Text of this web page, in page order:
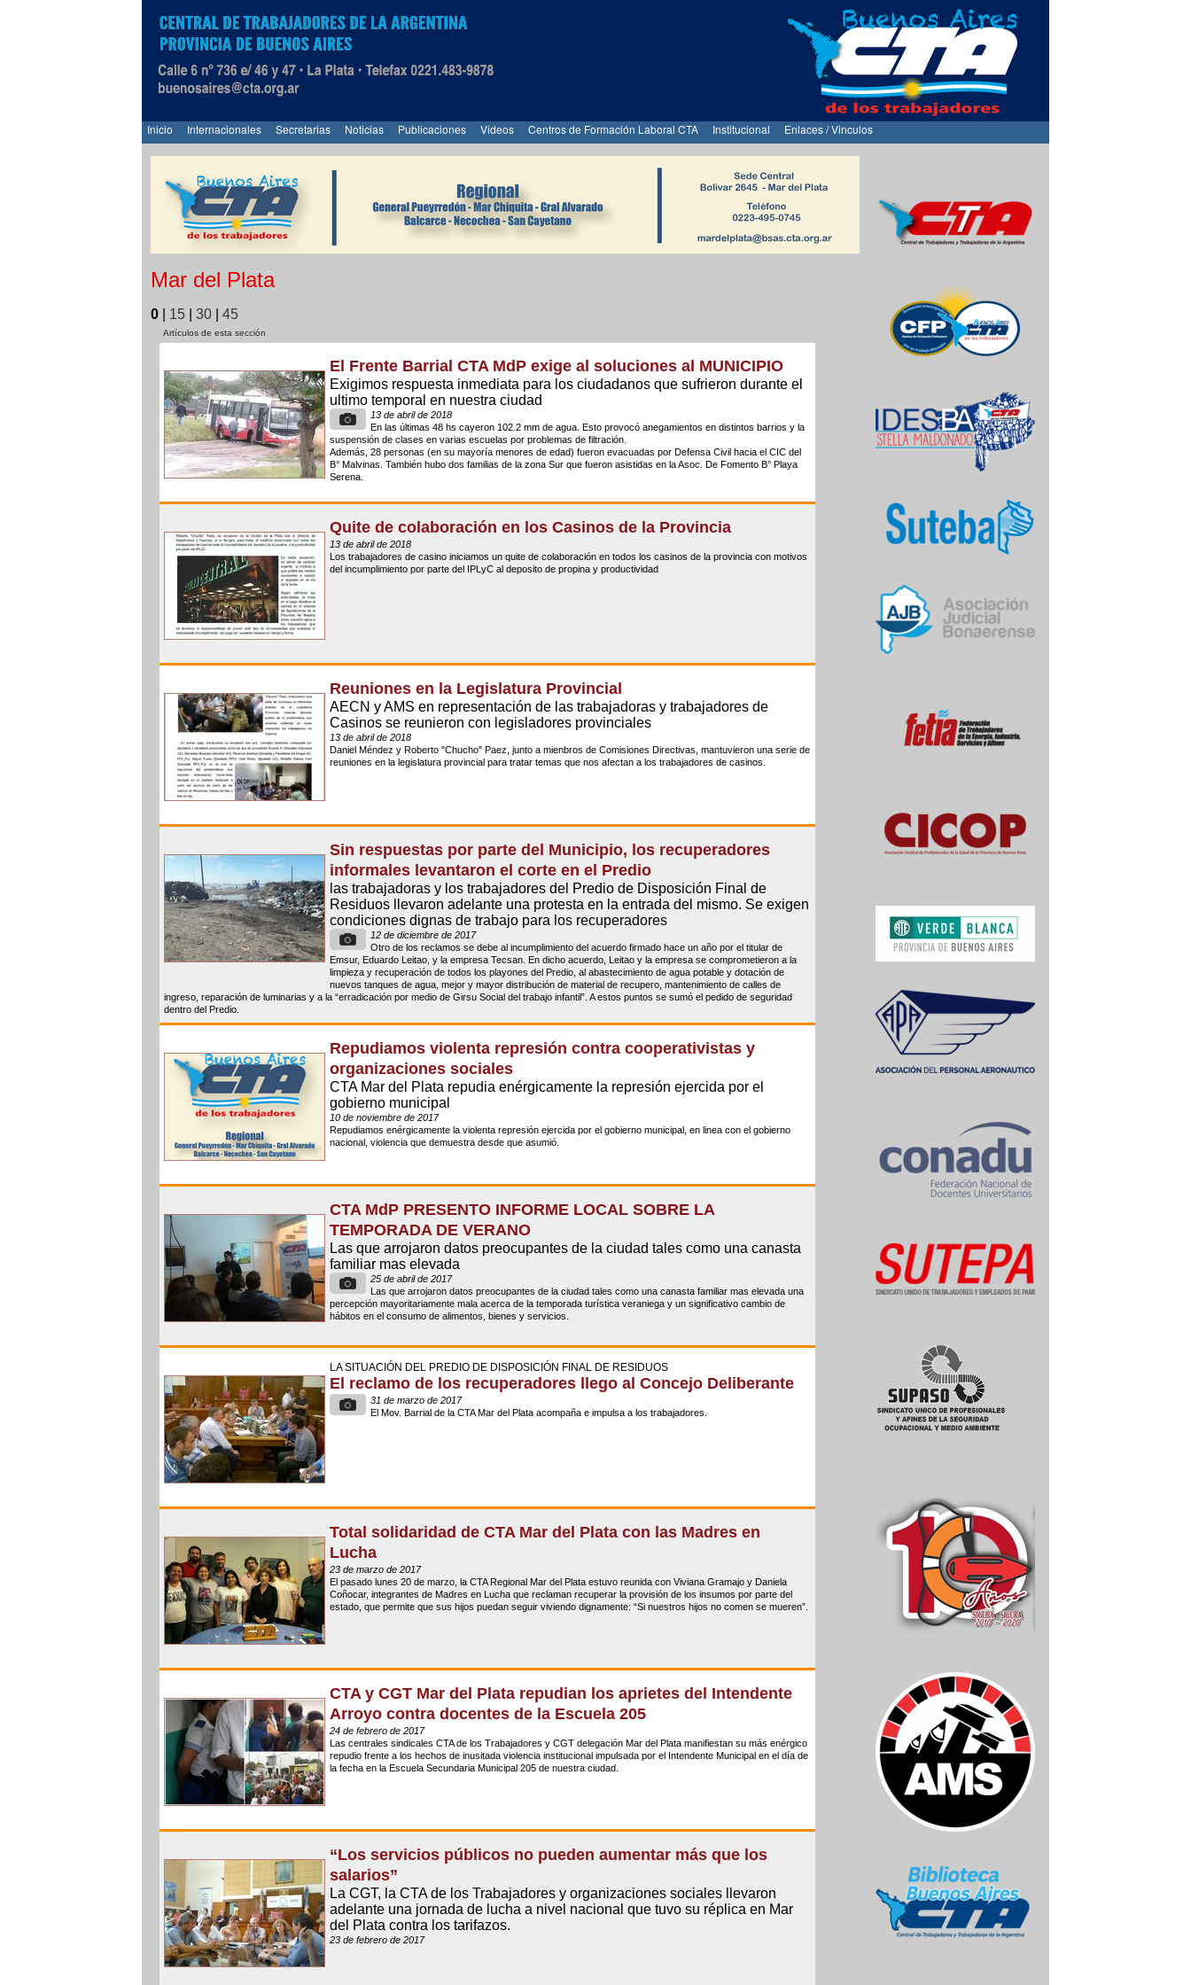
Inicio Internacionales Secretarias Noticias Publicaciones Videos Centros de Formación Laboral CTA Institucional Enlaces / Vinculos
Mar del Plata
0 15 30 45
Artículos de esta sección
El Frente Barrial CTA MdP exige al soluciones al MUNICIPIO
Exigimos respuesta inmediata para los ciudadanos que sufrieron durante el
ultimo temporal en nuestra ciudad
13 de abril de 2018
En las últimas 48 hs cayeron 102.2 mm de agua. Esto provocó anegamientos en distintos barrios y la
suspensión de clases en varias escuelas por problemas de filtración.
Además, 28 personas (en su mayoría menores de edad) fueron evacuadas por Defensa Civil hacia el CIC del
B° Malvinas. También hubo dos familias de la zona Sur que fueron asistidas en la Asoc. De Fomento B° Playa
Serena.
Quite de colaboración en los Casinos de la Provincia
13 de abril de 2018
Los trabajadores de casino iniciamos un quite de colaboración en todos los casinos de la provincia con motivos
del incumplimiento por parte del IPLyC al deposito de propina y productividad
Reuniones en la Legislatura Provincial
AECN y AMS en representación de las trabajadoras y trabajadores de
Casinos se reunieron con legisladores provinciales
13 de abril de 2018
Daniel Méndez y Roberto "Chucho" Paez, junto a mienbros de Comisiones Directivas, mantuvieron una serie de
reuniones en la legislatura provincial para tratar temas que nos afectan a los trabajadores de casinos.
Sin respuestas por parte del Municipio, los recuperadores
informales levantaron el corte en el Predio
las trabajadoras y los trabajadores del Predio de Disposición Final de
Residuos llevaron adelante una protesta en la entrada del mismo. Se exigen
condiciones dignas de trabajo para los recuperadores
12 de diciembre de 2017
Otro de los reclamos se debe al incumplimiento del acuerdo firmado hace un año por el titular de
Emsur, Eduardo Leitao, y la empresa Tecsan. En dicho acuerdo, Leitao y la empresa se comprometieron a la
limpieza y recuperación de todos los playones del Predio, al abastecimiento de agua potable y dotación de
nuevos tanques de agua, mejor y mayor distribución de material de recupero, mantenimiento de calles de
ingreso, reparación de luminarias y a la “erradicación por medio de Girsu Social del trabajo infantil”. A estos puntos se sumó el pedido de seguridad
dentro del Predio.
Repudiamos violenta represión contra cooperativistas y
organizaciones sociales
CTA Mar del Plata repudia enérgicamente la represión ejercida por el
gobierno municipal
10 de noviembre de 2017
Repudiamos enérgicamente la violenta represión ejercida por el gobierno municipal, en linea con el gobierno
nacional, violencia que demuestra desde que asumió.
CTA MdP PRESENTO INFORME LOCAL SOBRE LA
TEMPORADA DE VERANO
Las que arrojaron datos preocupantes de la ciudad tales como una canasta
familiar mas elevada
25 de abril de 2017
Las que arrojaron datos preocupantes de la ciudad tales como una canasta familiar mas elevada una
percepción mayoritariamente mala acerca de la temporada turística veraniega y un significativo cambio de
hábitos en el consumo de alimentos, bienes y servicios.
LA SITUACIÓN DEL PREDIO DE DISPOSICIÓN FINAL DE RESIDUOS
El reclamo de los recuperadores llego al Concejo Deliberante
31 de marzo de 2017
El Mov. Barrial de la CTA Mar del Plata acompaña e impulsa a los trabajadores.
Total solidaridad de CTA Mar del Plata con las Madres en
Lucha
23 de marzo de 2017
El pasado lunes 20 de marzo, la CTA Regional Mar del Plata estuvo reunida con Viviana Gramajo y Daniela
Coñocar, integrantes de Madres en Lucha que reclaman recuperar la provisión de los insumos por parte del
estado, que permite que sus hijos puedan seguir viviendo dignamente: “Si nuestros hijos no comen se mueren”.
CTA y CGT Mar del Plata repudian los aprietes del Intendente
Arroyo contra docentes de la Escuela 205
24 de febrero de 2017
Las centrales sindicales CTA de los Trabajadores y CGT delegación Mar del Plata manifiestan su más enérgico
repudio frente a los hechos de inusitada violencia institucional impulsada por el Intendente Municipal en el día de
la fecha en la Escuela Secundaria Municipal 205 de nuestra ciudad.
“Los servicios públicos no pueden aumentar más que los
salarios”
La CGT, la CTA de los Trabajadores y organizaciones sociales llevaron
adelante una jornada de lucha a nivel nacional que tuvo su réplica en Mar
del Plata contra los tarifazos.
23 de febrero de 2017